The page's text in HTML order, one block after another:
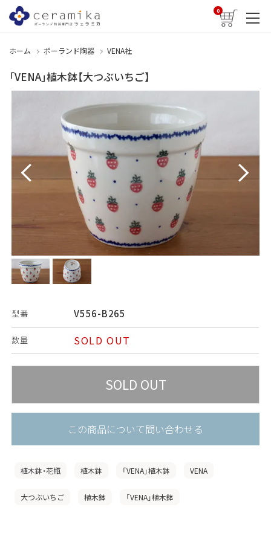
0
ホーム ポーランド陶器 VENA社
「VENA」植木鉢【大つぶいちご】
型番 V556-B265
数量 SOLD OUT
この商品について問い合わせる
植木鉢・花瓶 植木鉢 「VENA」植木鉢 VENA
大つぶいちご 植木鉢 「VENA」植木鉢